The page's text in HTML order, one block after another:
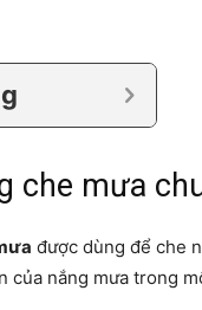
che mưa
được dùng để che
của nắng mưa trong